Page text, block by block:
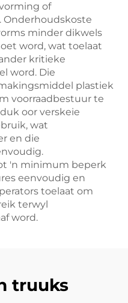
of
Onderhoudskoste
minder dikwels
word, wat toelaat
kritieke
word. Die
plastiek
voorraadbestuur te
oor verskeie
wat
en die
'n minimum beperk
eenvoudig en
toelaat om
terwyl
word.
truuks